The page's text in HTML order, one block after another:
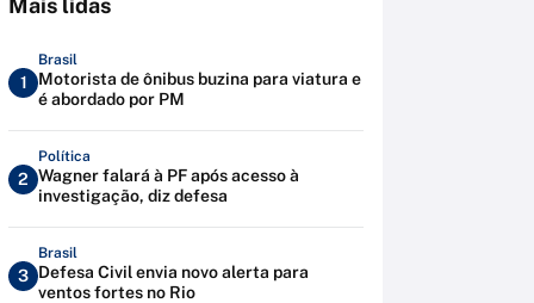
Mais lidas
1
Brasil
Motorista de ônibus buzina para viatura e
é abordado por PM
2
Política
Wagner falará à PF após acesso à
investigação, diz defesa
3
Brasil
Defesa Civil envia novo alerta para
ventos fortes no Rio